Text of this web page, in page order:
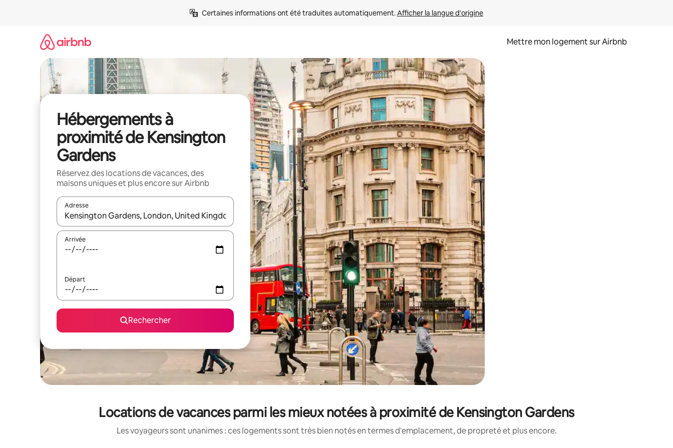
Certaines informations ont été traduites automatiquement. Afficher la langue d'origine
Mettre mon logement sur Airbnb
Hébergements à
proximité de Kensington
Gardens
Réservez des locations de vacances, des
maisons uniques et plus encore sur Airbnb
Adresse
Lorsque les résultats s'affichent, utilisez les flèches vers le haut et vers le bas pour les parcourir ou en appuyant et en faisant glisser.
Arrivée
Départ
Rechercher
Locations de vacances parmi les mieux notées à proximité de Kensington Gardens
Les voyageurs sont unanimes : ces logements sont très bien notés en termes d'emplacement, de propreté et plus encore.